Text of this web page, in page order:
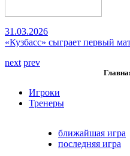
31.03.2026
«Кузбасс» сыграет первый
next prev
Игроки
Тренеры
ближайшая игра
последняя игра